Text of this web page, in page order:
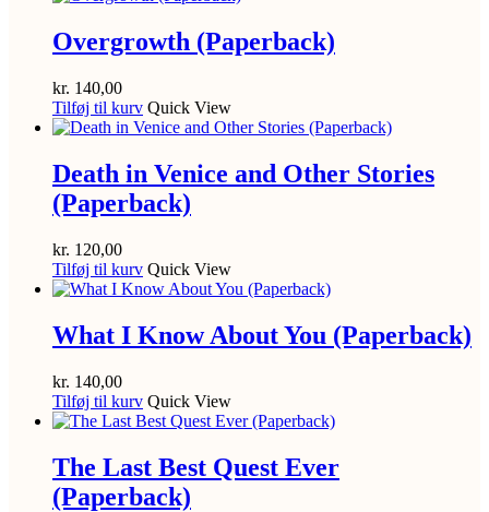
Overgrowth (Paperback)
kr. 140,00
Tilføj til kurv Quick View
Death in Venice and Other Stories
(Paperback)
kr. 120,00
Tilføj til kurv Quick View
What I Know About You (Paperback)
kr. 140,00
Tilføj til kurv Quick View
The Last Best Quest Ever
(Paperback)